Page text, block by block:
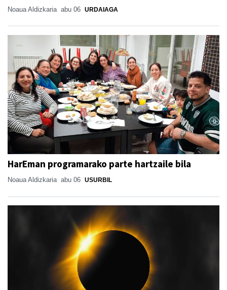
Noaua Aldizkaria abu 06 URDAIAGA
HarEman programarako parte hartzaile bila
Noaua Aldizkaria abu 06 USURBIL